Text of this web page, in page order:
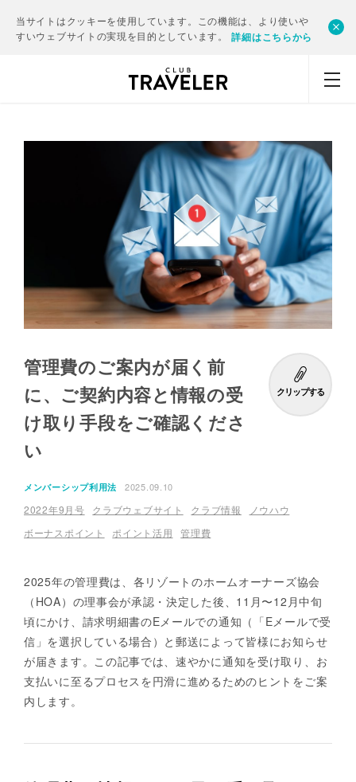
当サイトはクッキーを使用しています。この機能は、より使いや
すいウェブサイトの実現を目的としています。
詳細はこちらから
管理費のご案内が届く前
に、ご契約内容と情報の受
け取り手段をご確認くださ
い
クリップする
メンバーシップ利用法 2025.09.10
2022年9月号 クラブウェブサイト クラブ情報
ノウハウ
ボーナスポイント
ポイント活用 管理費
2025年の管理費は、各リゾートのホームオーナーズ協会
（HOA）の理事会が承認・決定した後、11月〜12月中旬
頃にかけ、請求明細書のEメールでの通知（「Eメールで受
信」を選択している場合）と郵送によって皆様にお知らせ
が届きます。この記事では、速やかに通知を受け取り、お
支払いに至るプロセスを円滑に進めるためのヒントをご案
内します。